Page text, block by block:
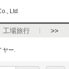
Ltd
工場旅行 >>
ヤー.